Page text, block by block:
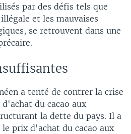
par des défis tels que
et les mauvaises
se retrouvent dans une
a tenté de contrer la crise
du cacao aux
la dette du pays. Il a
prix d'achat du cacao aux